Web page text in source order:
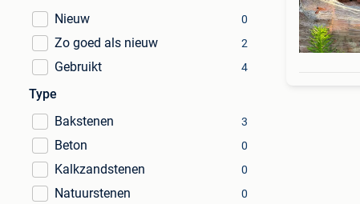
Nieuw
0
Zo goed als nieuw 2
Gebruikt 4
Type
Bakstenen
3
Beton 0
Kalkzandstenen 0
Natuurstenen 0